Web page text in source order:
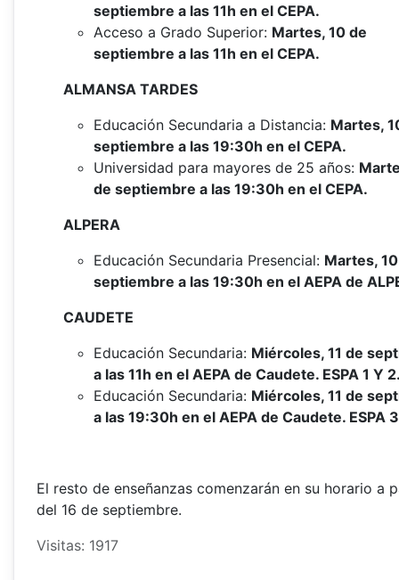
septiembre a las 11h en el CEPA.
Acceso a Grado Superior: Martes, 10 de
septiembre a las 11h en el CEPA.
ALMANSA TARDES
Educación Secundaria a Distancia: Martes,
septiembre a las 19:30h en el CEPA.
Universidad para mayores de 25 años:
de septiembre a las 19:30h en el CEPA.
ALPERA
Educación Secundaria Presencial: Martes,
septiembre a las 19:30h en el AEPA de
CAUDETE
Educación Secundaria: Miércoles, 11 de
a las 11h en el AEPA de Caudete. ESPA 1 Y
Educación Secundaria: Miércoles, 11 de
a las 19:30h en el AEPA de Caudete. ESPA
El resto de enseñanzas comenzarán en su horario a
del 16 de septiembre.
Visitas: 1917